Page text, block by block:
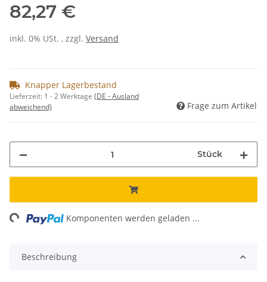
82,27 €
inkl. 0% USt. , zzgl. Versand
Knapper Lagerbestand
Lieferzeit: 1 - 2 Werktage (DE - Ausland
abweichend)
Frage zum Artikel
Stück
Komponenten werden geladen ...
Beschreibung